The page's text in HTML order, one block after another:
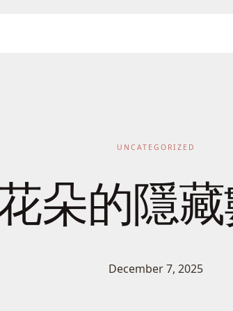
UNCATEGORIZED
朵的隱
December 7, 2025